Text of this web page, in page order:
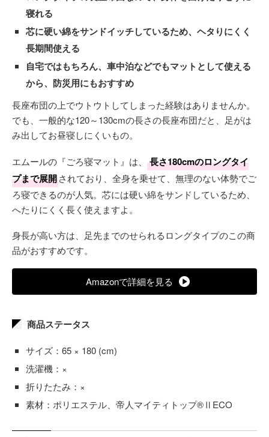
寝れる
芯に硬い綿をサンドイッチしているため、ヘタりにくく
長期間使える
自宅ではもちろん、車中泊などでもマットとして使える
から、防災用にもおすすめ
長座布団の上でウトウトしてしまった経験はありませんか。
でも、一般的な120～130cmの長さの長座布団だと、足がは
み出してお昼寝しにくいもの。
エムールの『ごろ寝マット』は、
長さ180cmのロングタイ
プまで展開されており、全身を乗せて、無理のない体勢でご
ろ寝できるのが人気。芯には硬い綿をサンドしているため、
へたりにくく長く使えますよ。
身長が高い方は、足先までのせられるロングタイプのこの商
品がおすすめです。
Amazonで詳細を見る
商品ステータス
サイズ：65 × 180 (cm)
洗濯機：×
折りたたみ：×
素材：ポリエステル、帝人マイティトップ®ⅡECO